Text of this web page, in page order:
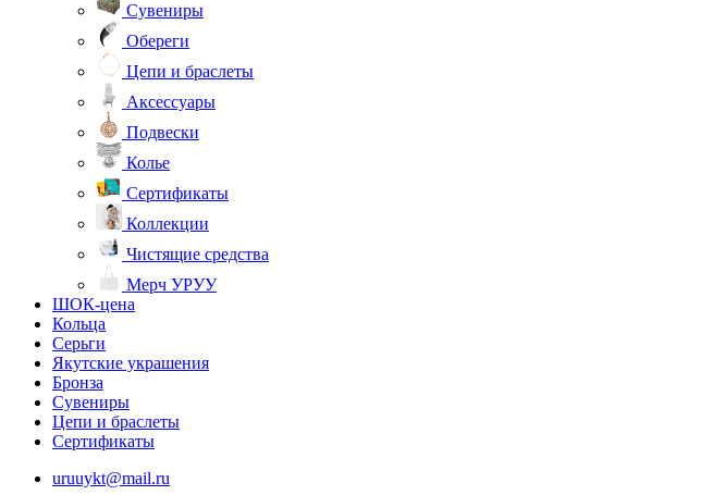
Сувениры
Обереги
Цепи и браслеты
Аксессуары
Подвески
Колье
Сертификаты
Коллекции
Чистящие средства
Мерч УРУУ
ШОК-цена
Кольца
Серьги
Якутские украшения
Бронза
Сувениры
Цепи и браслеты
Сертификаты
uruuykt@mail.ru